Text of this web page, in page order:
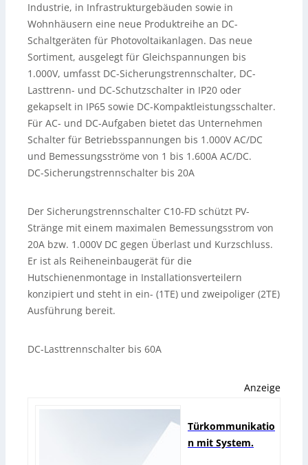
Industrie, in Infrastrukturgebäuden sowie in
Wohnhäusern eine neue Produktreihe an DC-
Schaltgeräten für Photovoltaikanlagen. Das neue
Sortiment, ausgelegt für Gleichspannungen bis
1.000V, umfasst DC-Sicherungstrennschalter, DC-
Lasttrenn- und DC-Schutzschalter in IP20 oder
gekapselt in IP65 sowie DC-Kompaktleistungsschalter.
Für AC- und DC-Aufgaben bietet das Unternehmen
Schalter für Betriebsspannungen bis 1.000V AC/DC
und Bemessungsströme von 1 bis 1.600A AC/DC.
DC-Sicherungstrennschalter bis 20A
Der Sicherungstrennschalter C10-FD schützt PV-
Stränge mit einem maximalen Bemessungsstrom von
20A bzw. 1.000V DC gegen Überlast und Kurzschluss.
Er ist als Reiheneinbaugerät für die
Hutschienenmontage in Installationsverteilern
konzipiert und steht in ein- (1TE) und zweipoliger (2TE)
Ausführung bereit.
DC-Lasttrennschalter bis 60A
Anzeige
Türkommunikatio
n mit System.